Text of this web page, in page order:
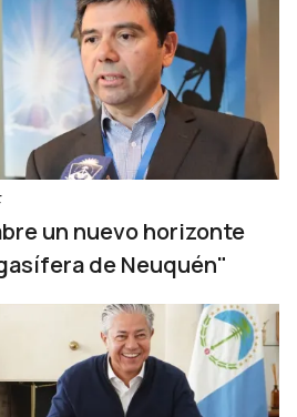
un nuevo horizonte
de Neuquén"